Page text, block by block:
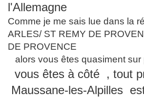
l'Allemagne
Comme je me sais lue dans la
ARLES/ ST REMY DE
DE PROVENCE
alors vous êtes quasiment sur
vous êtes à côté , tout
Maussane-les-Alpilles